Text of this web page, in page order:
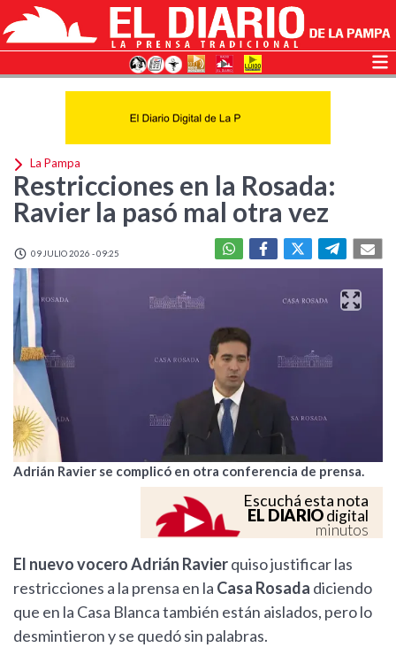
La Pampa
Restricciones en la Rosada:
Ravier la pasó mal otra vez
09 JULIO 2026 - 09:25
Adrián Ravier se complicó en otra conferencia de prensa.
Escuchá esta nota
EL DIARIOdigital
minutos
El nuevo vocero Adrián Ravierquiso justificar las
restricciones a la prensa en la Casa Rosada diciendo
que en la Casa Blanca también están aislados, pero lo
desmintieron y se quedó sin palabras.